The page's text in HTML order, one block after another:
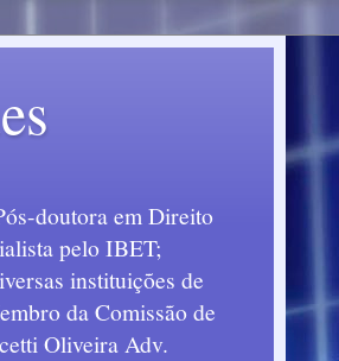
doutora em Direito
pelo IBET;
instituições de
da Comissão de
Oliveira Adv.